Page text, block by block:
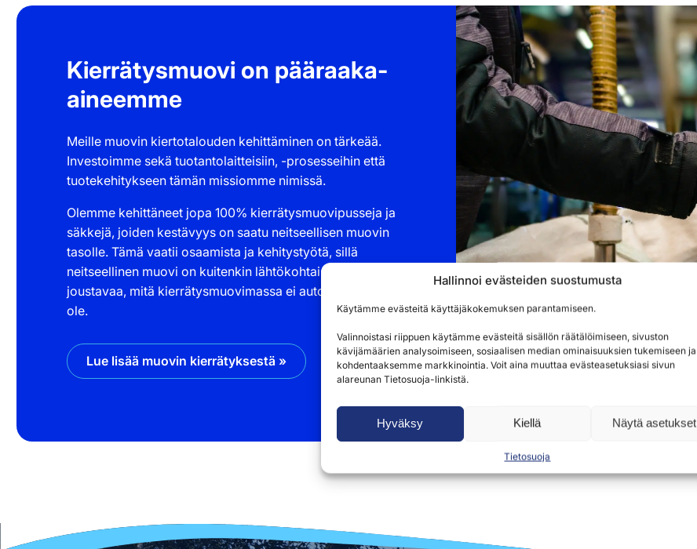
Hallinnoi evästeiden suostumusta
Käytämme evästeitä käyttäjäkokemuksen parantamiseen.
Valinnoistasi riippuen käytämme evästeitä sisällön räätälöimiseen, sivuston
kävijämäärien analysoimiseen, sosiaalisen median ominaisuuksien tukemiseen ja
kohdentaaksemme markkinointia. Voit aina muuttaa evästeasetuksiasi sivun
alareunan Tietosuoja-linkistä.
Hyväksy Kiellä Näytä asetukset
Tietosuoja
Kierrätysmuovi on pääraaka-
aineemme
Meille muovin kiertotalouden kehittäminen on tärkeää.
Investoimme sekä tuotantolaitteisiin, -prosesseihin että
tuotekehitykseen tämän missiomme nimissä.
Olemme kehittäneet jopa 100% kierrätysmuovipusseja ja
säkkejä, joiden kestävyys on saatu neitseellisen muovin
tasolle. Tämä vaatii osaamista ja kehitystyötä, sillä
neitseellinen muovi on kuitenkin lähtökohtaisesti
joustavaa, mitä kierrätysmuovimassa ei automaattisesti
ole.
Lue lisää muovin kierrätyksestä »